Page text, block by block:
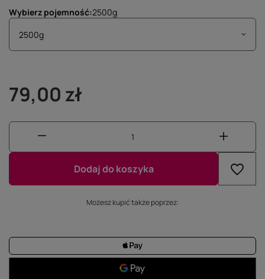
Wybierz pojemność 2500g
2500g
79,00 zł
Dodaj do koszyka
Możesz kupić także poprzez: